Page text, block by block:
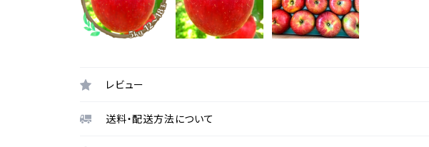
レビュー
送料・配送方法について